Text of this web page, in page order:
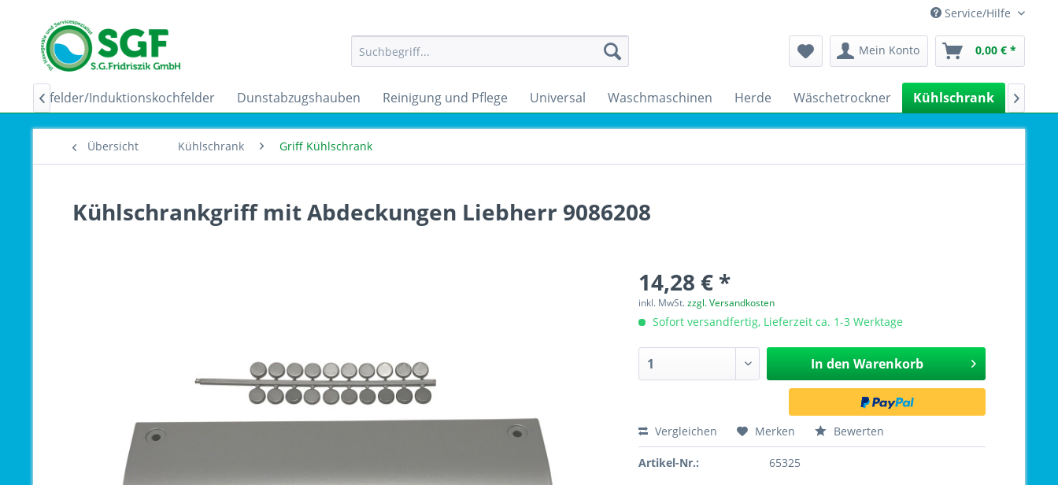
Service/Hilfe
Mein Konto 0,00 € *
Ceranfelder/Induktionskochfelder Dunstabzugshauben Reinigung und Pflege Universal Waschmaschinen Herde Wäschetrockner Kühlschrank
 
Übersicht Kühlschrank Griff Kühlschrank
Kühlschrankgriff mit Abdeckungen Liebherr 9086208
14,28 € *
inkl. MwSt.zzgl. Versandkosten
Sofort versandfertig, Lieferzeit ca. 1-3 Werktage
In den Warenkorb
Vergleichen Merken Bewerten
Artikel-Nr.: 65325